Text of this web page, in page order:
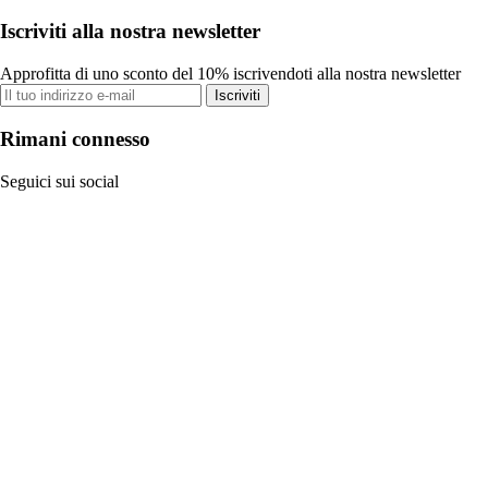
Iscriviti alla nostra newsletter
Approfitta di uno sconto del 10% iscrivendoti alla nostra newsletter
Iscriviti
Rimani connesso
Seguici sui social